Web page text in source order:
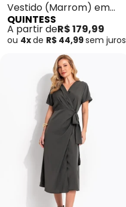
Vestido (Marrom) em
Malha Jacquard
QUINTESS
A partir deR$ 179,99
ou 4xde R$ 44,99sem juros